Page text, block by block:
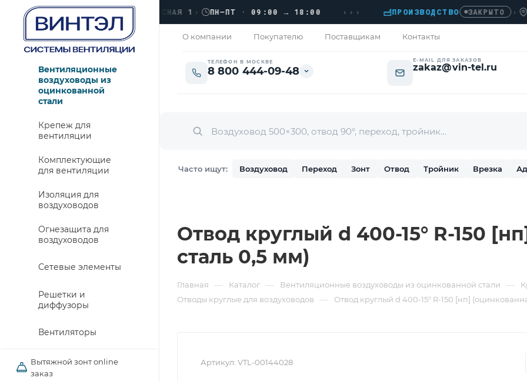
› ЛЮБЕРЦЫ, УЛ. КРАСНАЯ 1› ПН–ПТ · 09:00 → 18:00 ››› ПРОИЗВОДСТВО ЗАКРЫТО ›
О компании Покупателю Поставщикам Контакты
ТЕЛЕФОН В МОСКВЕ
8 800 444-09-48
E-MAIL ДЛЯ ЗАКАЗОВ
zakaz@vin-tel.ru
Часто ищут: Воздуховод Переход Зонт Отвод Тройник Врезка
Вентиляционные
воздуховоды из
оцинкованной
стали
Крепеж для
вентиляции
Комплектующие
для вентиляции
Изоляция для
воздуховодов
Огнезащита для
воздуховодов
Сетевые элементы
Решетки и
диффузоры
Вентиляторы
Вытяжной зонт online
заказ
Отвод круглый d 400-15° R-150
сталь 0,5 мм)
Главная — Каталог — Вентиляционные воздуховоды из оцинкованной стали —
Отводы круглые для воздуховодов
— Отвод круглый d 400-15° R-150 [нп]
Артикул: VTL-00144028